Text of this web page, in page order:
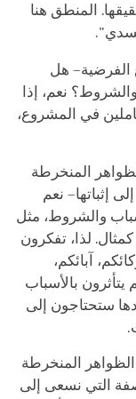
المنطق هنا
هل
نعم، إذا
في المشروع،
المنخرطة
إثباتها– نعم
والشروط، مثل
لذا، تفكرون
آبائكم،
بالأسباب
ستحتاجون إلى
المنخرطة
التي نسعى إلى